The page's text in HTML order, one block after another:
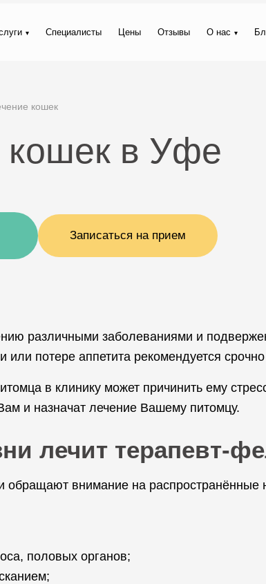
Специалисты Цены Отзывы О нас
кошек
кошек в Уфе
Записаться на прием
различными заболеваниями и
или потере аппетита рекомендуется
в клинику может причинить ему
и назначат лечение Вашему питомцу.
лечит терапевт-
внимание на распространённые
половых органов;